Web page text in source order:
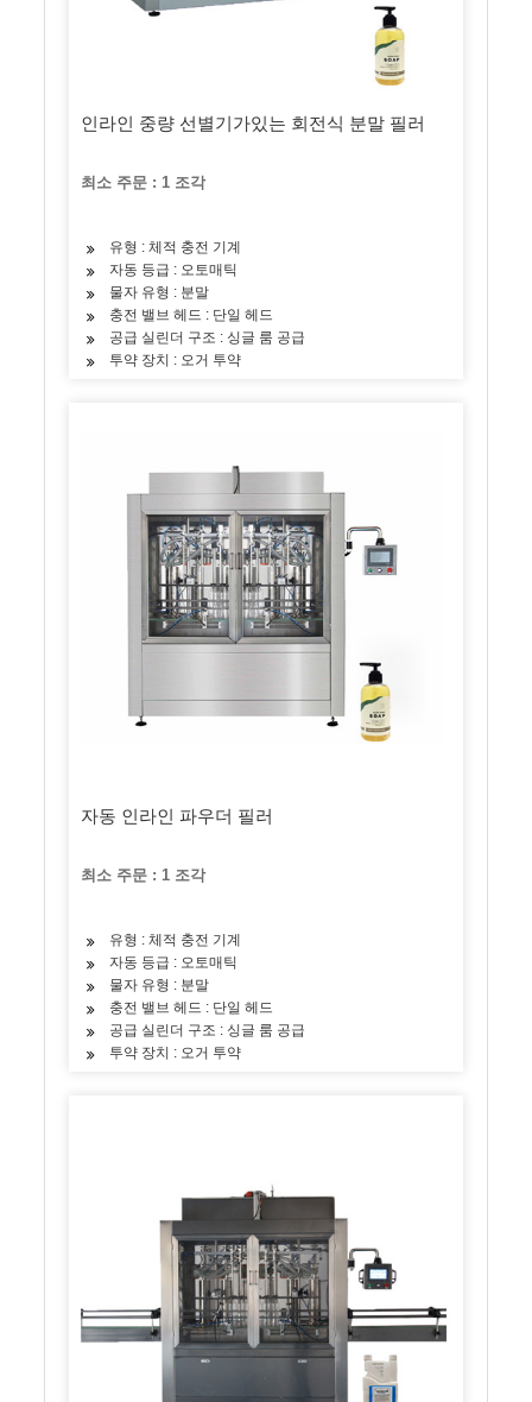
인라인 중량 선별기가있는 회전식 분말 필러
최소 주문 : 1 조각
유형 : 체적 충전 기계
자동 등급 : 오토매틱
물자 유형 : 분말
충전 밸브 헤드 : 단일 헤드
공급 실린더 구조 : 싱글 룸 공급
투약 장치 : 오거 투약
자동 인라인 파우더 필러
최소 주문 : 1 조각
유형 : 체적 충전 기계
자동 등급 : 오토매틱
물자 유형 : 분말
충전 밸브 헤드 : 단일 헤드
공급 실린더 구조 : 싱글 룸 공급
투약 장치 : 오거 투약